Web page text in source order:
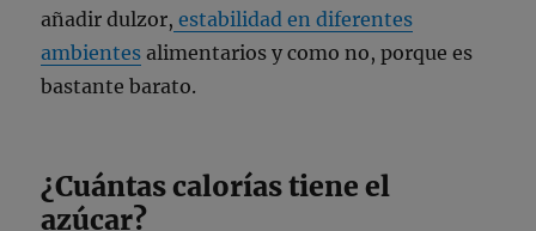
añadir dulzor, estabilidad en diferentes
ambientes alimentarios y como no, porque es
bastante barato.
¿Cuántas calorías tiene el
azúcar?